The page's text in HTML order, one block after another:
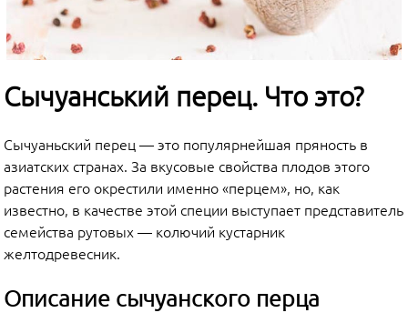
Сычуанський перец. Что это?
Сычуаньский перец — это популярнейшая пряность в
азиатских странах. За вкусовые свойства плодов этого
растения его окрестили именно «перцем», но, как
известно, в качестве этой специи выступает представитель
семейства рутовых — колючий кустарник
желтодревесник.
Описание сычуанского перца